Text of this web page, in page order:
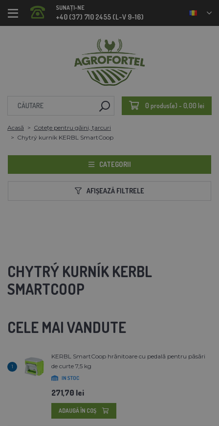
SUNAȚI-NE
+40 (37) 710 2455 (L-V 9-16)
0 produs(e) - 0,00 lei
Acasă
Cotețe pentru găini, țarcuri
Chytrý kurník KERBL SmartCoop
CATEGORII
AFIȘEAZĂ FILTRELE
CHYTRÝ KURNÍK KERBL
SMARTCOOP
CELE MAI VANDUTE
1
KERBL SmartCoop hrănitoare cu pedală pentru păsări
de curte 7,5 kg
IN STOC
271,70 lei
ADAUGĂ ÎN COŞ